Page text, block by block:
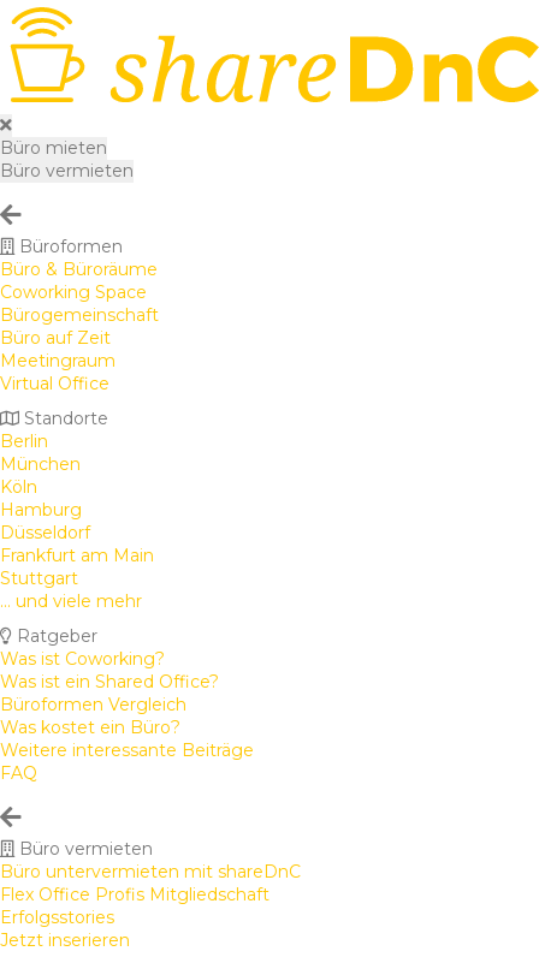
Büro mieten
Büro vermieten
Büroformen
Büro & Büroräume
Coworking Space
Bürogemeinschaft
Büro auf Zeit
Meetingraum
Virtual Office
Standorte
Berlin
München
Köln
Hamburg
Düsseldorf
Frankfurt am Main
Stuttgart
... und viele mehr
Ratgeber
Was ist Coworking?
Was ist ein Shared Office?
Büroformen Vergleich
Was kostet ein Büro?
Weitere interessante Beiträge
FAQ
Büro vermieten
Büro untervermieten mit shareDnC
Flex Office Profis Mitgliedschaft
Erfolgsstories
Jetzt inserieren